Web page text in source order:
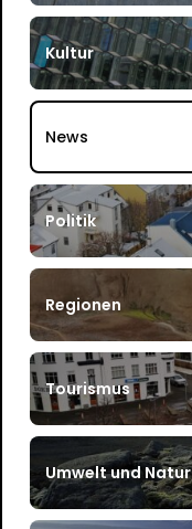
Kultur
News
Politik
Regionen
Tourismus
Umwelt und Natur